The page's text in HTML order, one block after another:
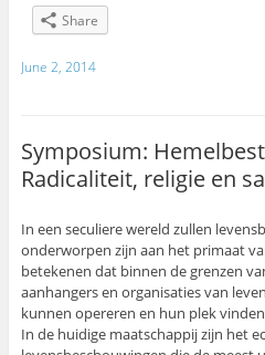
Share
June 2, 2014
Symposium:
Radicaliteit, religie en
In een seculiere wereld zullen
onderworpen zijn aan het primaat
betekenen dat binnen de grenzen
aanhangers en organisaties van
kunnen opereren en hun plek
In de huidige maatschappij zijn het